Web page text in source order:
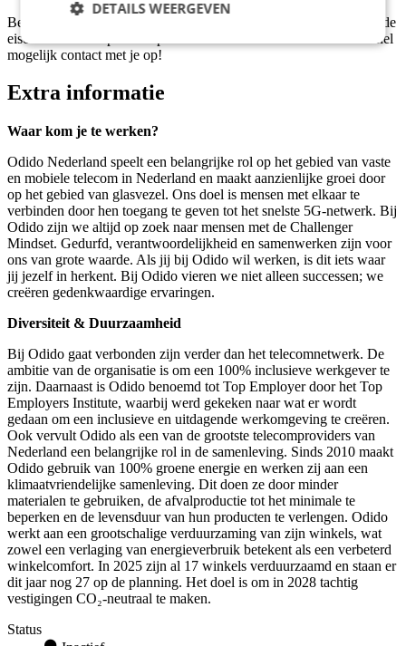
Ben jij de perfecte kandidaat voor deze vacature en voldoe je aan de
eisen? Klik dan op de knop 'Solliciteer direct!' en we nemen zo snel
mogelijk contact met je op!
Extra informatie
Waar kom je te werken?
Odido Nederland speelt een belangrijke rol op het gebied van vaste
en mobiele telecom in Nederland en maakt aanzienlijke groei door
op het gebied van glasvezel. Ons doel is mensen met elkaar te
verbinden door hen toegang te geven tot het snelste 5G-netwerk. Bij
Odido zijn we altijd op zoek naar mensen met de Challenger
Mindset. Gedurfd, verantwoordelijkheid en samenwerken zijn voor
ons van grote waarde. Als jij bij Odido wil werken, is dit iets waar
jij jezelf in herkent. Bij Odido vieren we niet alleen successen; we
creëren gedenkwaardige ervaringen.
Diversiteit & Duurzaamheid
Bij Odido gaat verbonden zijn verder dan het telecomnetwerk. De
ambitie van de organisatie is om een 100% inclusieve werkgever te
zijn. Daarnaast is Odido benoemd tot Top Employer door het Top
Employers Institute, waarbij werd gekeken naar wat er wordt
gedaan om een inclusieve en uitdagende werkomgeving te creëren.
Ook vervult Odido als een van de grootste telecomproviders van
Nederland een belangrijke rol in de samenleving. Sinds 2010 maakt
Odido gebruik van 100% groene energie en werken zij aan een
klimaatvriendelijke samenleving. Dit doen ze door minder
materialen te gebruiken, de afvalproductie tot het minimale te
beperken en de levensduur van hun producten te verlengen. Odido
werkt aan een grootschalige verduurzaming van zijn winkels, wat
zowel een verlaging van energieverbruik betekent als een verbeterd
winkelcomfort. In 2025 zijn al 17 winkels verduurzaamd en staan er
dit jaar nog 27 op de planning. Het doel is om in 2028 tachtig
vestigingen CO₂-neutraal te maken.
Status
DETAILS WEERGEVEN